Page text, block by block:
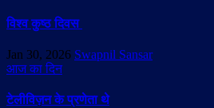
विश्व कुष्ठ दिवस
Jan 30, 2026 Swapnil Sansar
आज का दिन
टेलीविज़न के प्रणेता थे